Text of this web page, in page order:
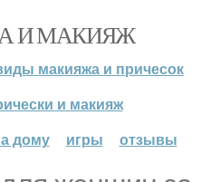
И МАКИЯЖ
макияжа и причесок
и макияж
дому
игры отзывы